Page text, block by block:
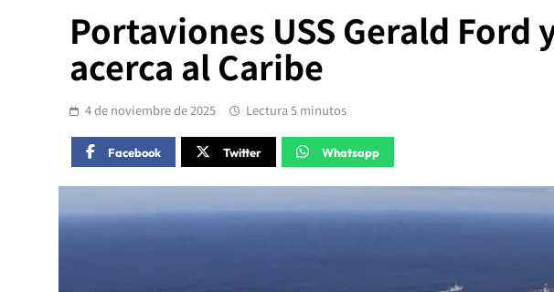
Portaviones USS Gerald
acerca al Caribe
4 de noviembre de 2025 Lectura 5 minutos
Facebook Twitter Whatsapp